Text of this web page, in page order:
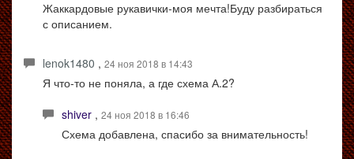
Жаккардовые рукавички-моя мечта!Буду разбираться
с описанием.
lenok1480 , 24 ноя 2018 в 14:43
Я что-то не поняла, а где схема А.2?
shiver , 24 ноя 2018 в 16:46
Схема добавлена, спасибо за внимательность!